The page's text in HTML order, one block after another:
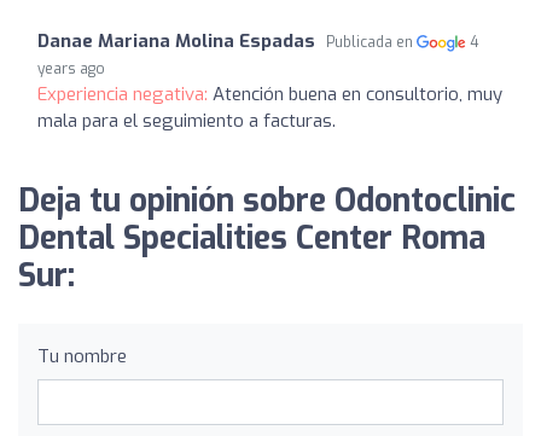
Danae Mariana Molina Espadas Publicada en
4
years ago
Experiencia negativa: Atención buena en consultorio, muy
mala para el seguimiento a facturas.
Deja tu opinión sobre Odontoclinic
Dental Specialities Center Roma
Sur:
Tu nombre